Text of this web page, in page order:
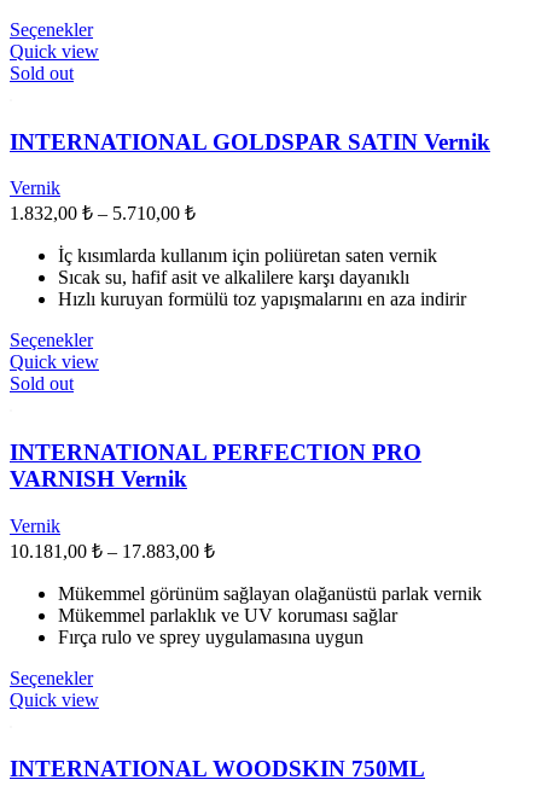
SeçeneklerBu
ürünün
var.
Seçenekler
sayfasından
seçilebilir
Quick view
Sold out
INTERNATIONAL GOLDSPAR SATIN Vernik
Vernik
1.832,00 ₺ – 5.710,00 ₺Fiyat
1.832,00 ₺
-
5.710,00 ₺
İç kısımlarda kullanım için poliüretan saten vernik
Sıcak su, hafif asit ve alkalilere karşı dayanıklı
Hızlı kuruyan formülü toz yapışmalarını en aza indirir
SeçeneklerBu
ürünün
var.
Seçenekler
ürün
Quick view
Sold out
INTERNATIONAL PERFECTION PRO
VARNISH Vernik
Vernik
10.181,00 ₺ – 17.883,00 ₺Fiyat
10.181,00 ₺
-
17.883,00 ₺
Mükemmel görünüm sağlayan olağanüstü parlak vernik
Mükemmel parlaklık ve UV koruması sağlar
Fırça rulo ve sprey uygulamasına uygun
SeçeneklerBu
ürünün
varyasyonu
var.
Quick view
INTERNATIONAL WOODSKIN 750ML